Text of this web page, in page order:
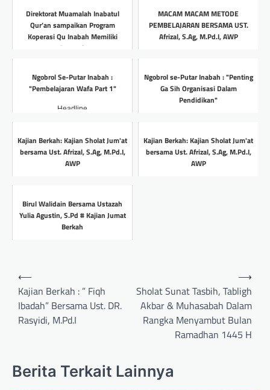
Direktorat Muamalah Inabatul
Qur’an sampaikan Program
Koperasi Qu Inabah Memiliki
Dampak
MACAM MACAM METODE
PEMBELAJARAN BERSAMA UST.
Afrizal, S.Ag, M.Pd.I, AWP
Ngobrol Se-Putar Inabah :
"Pembelajaran Wafa Part 1"
Headline
Ngobrol se-Putar Inabah : "Penting
Ga Sih Organisasi Dalam
Pendidikan"
Kajian Berkah: Kajian Sholat Jum'at
bersama Ust. Afrizal, S.Ag, M.Pd.I,
AWP
Kajian Berkah: Kajian Sholat Jum'at
bersama Ust. Afrizal, S.Ag, M.Pd.I,
AWP
Birul Walidain Bersama Ustazah
Yulia Agustin, S.Pd # Kajian Jumat
Berkah
Post
navigation
⟵
Kajian Berkah : ” Fiqh
Ibadah” Bersama Ust. DR.
Rasyidi, M.Pd.I
Sholat Sunat Tasbih, Tabligh
Akbar & Muhasabah Dalam
Rangka Menyambut Bulan
Ramadhan 1445 H
⟶
Berita Terkait Lainnya